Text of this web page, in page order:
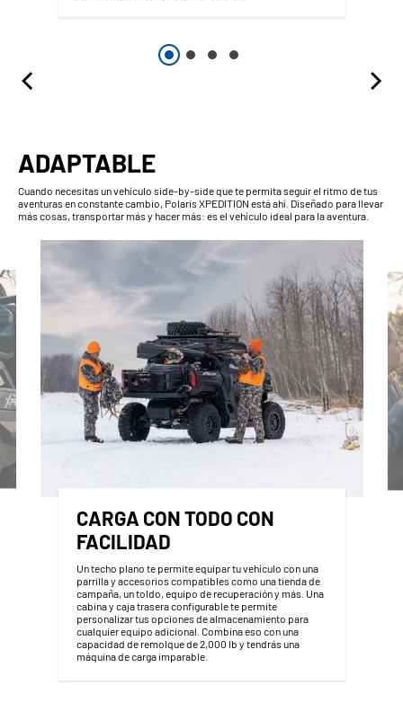
ADAPTABLE
Cuando necesitas un vehículo side-by-side que te permita seguir el ritmo de tus
aventuras en constante cambio, Polaris XPEDITION está ahí. Diseñado para llevar
más cosas, transportar más y hacer más: es el vehículo ideal para la aventura.
CARGA CON TODO CON
FACILIDAD
Un techo plano te permite equipar tu vehículo con una
parrilla y accesorios compatibles como una tienda de
campaña, un toldo, equipo de recuperación y más. Una
cabina y caja trasera configurable te permite
personalizar tus opciones de almacenamiento para
cualquier equipo adicional. Combina eso con una
capacidad de remolque de 2,000 lb y tendrás una
máquina de carga imparable.